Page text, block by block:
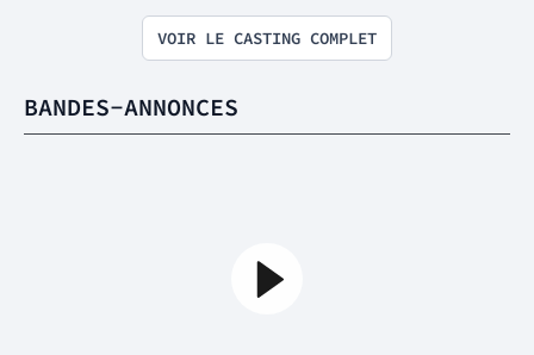
VOIR LE CASTING COMPLET
BANDES-ANNONCES